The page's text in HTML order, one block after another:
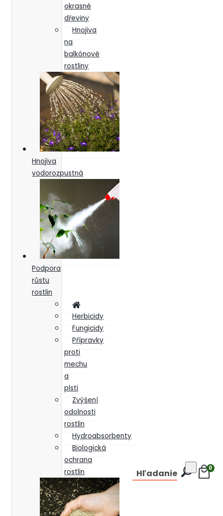
okrasné
dřeviny
Hnojiva
na
balkónové
rostliny
Hnojiva
vodorozpustná
Podpora
růstu
rostlin
Herbicidy
Fungicidy
Přípravky
proti
mechu
a
plsti
Zvýšení
odolnosti
rostlin
Hydroabsorbenty
Biologická
ochrana
rostlin
Hľadanie 0